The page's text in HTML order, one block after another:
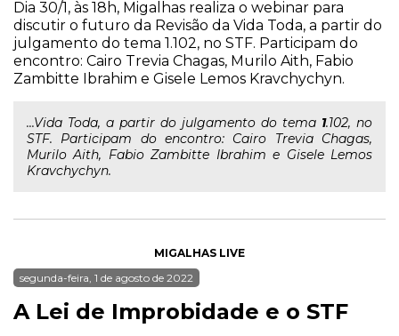
Dia 30/1, às 18h, Migalhas realiza o webinar para
discutir o futuro da Revisão da Vida Toda, a partir do
julgamento do tema 1.102, no STF. Participam do
encontro: Cairo Trevia Chagas, Murilo Aith, Fabio
Zambitte Ibrahim e Gisele Lemos Kravchychyn.
...Vida Toda, a partir do julgamento do tema 1.102, no
STF. Participam do encontro: Cairo Trevia Chagas,
Murilo Aith, Fabio Zambitte Ibrahim e Gisele Lemos
Kravchychyn.
MIGALHAS LIVE
segunda-feira, 1 de agosto de 2022
A Lei de Improbidade e o STF